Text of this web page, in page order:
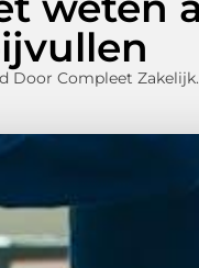
Door Compleet